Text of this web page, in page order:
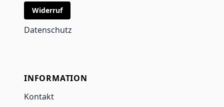
Widerruf
Datenschutz
INFORMATION
Kontakt